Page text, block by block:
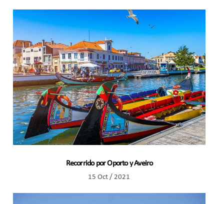
Recorrido por Oporto y Aveiro
15 Oct / 2021